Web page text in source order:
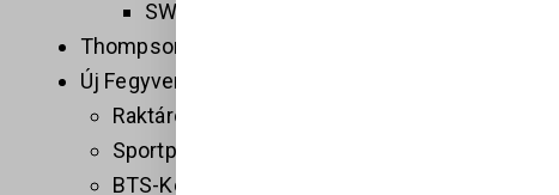
SW 1911
Thompson
Új Fegyverek
Raktáron
Sportpisztolyok
BTS-Keiler Tactical